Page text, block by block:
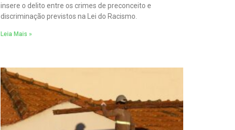
insere o delito entre os crimes de preconceito e
discriminação previstos na Lei do Racismo.
Leia Mais »